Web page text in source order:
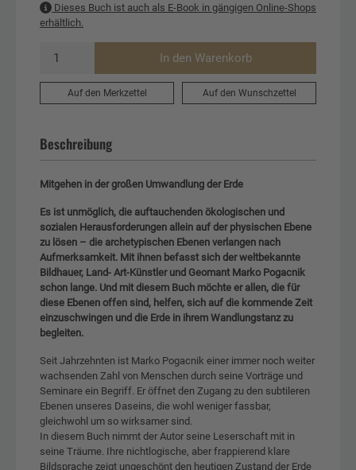
Dieses Buch ist auch als E-Book in gängigen Online-Shops
erhältlich.
In den Warenkorb
Auf den Merkzettel Auf den Wunschzettel
Beschreibung
Mitgehen in der großen Umwandlung der Erde
Es ist unmöglich, die auftauchenden ökologischen und
sozialen Herausforderungen allein auf der physischen Ebene
zu lösen – die archetypischen Ebenen verlangen nach
Aufmerksamkeit. Mit ihnen befasst sich der weltbekannte
Bildhauer, Land- Art-Künstler und Geomant Marko Pogacnik
schon lange. Und mit diesem Buch möchte er allen, die für
diese Ebenen offen sind, helfen, sich auf die kommende Zeit
einzuschwingen und die Erde in ihrem Wandlungstanz zu
begleiten.
Seit Jahrzehnten ist Marko Pogacnik einer immer noch weiter
wachsenden Zahl von Menschen durch seine Vorträge und
Seminare ein Begriff. Er öffnet den Zugang zu den subtileren
Ebenen unseres Daseins, die wohl weniger fassbar,
gleichwohl um so wirksamer sind.
In diesem Buch nimmt der Autor seine Leserschaft mit in
seine Träume. Ihre nichtlogische, aber frappierend klare
Bildsprache zeigt ungeschönt den heutigen Zustand der Erde